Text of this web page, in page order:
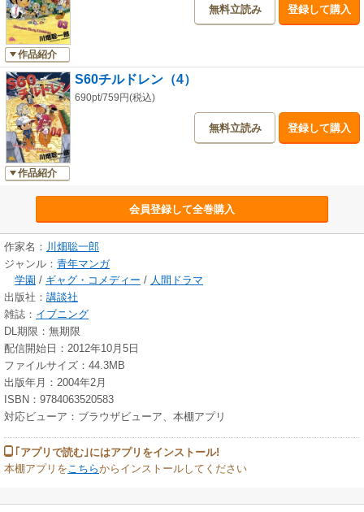
作品紹介
無料立読み 登録して購入
作品紹介
S60チルドレン（4）
690pt/759円(税込)
無料立読み 登録して購入
会員登録して全巻購入
作家名： 川畑聡一郎
ジャンル： 青年マンガ
学園 / ギャグ・コメディー / 人間ドラマ
出版社： 講談社
雑誌： イブニング
DL期限：無期限
配信開始日：2012年10月5日
ファイルサイズ：44.3MB
出版年月：2004年2月
ISBN：9784063520583
対応ビューア：ブラウザビューア、本棚アプリ
｢アプリで読む｣にはアプリをインストール!
本棚アプリを こちらからインストールしてください